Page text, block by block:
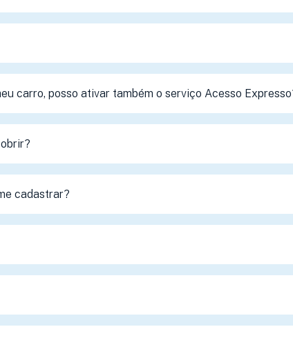
carro, posso ativar também o serviço Acesso
cadastrar?